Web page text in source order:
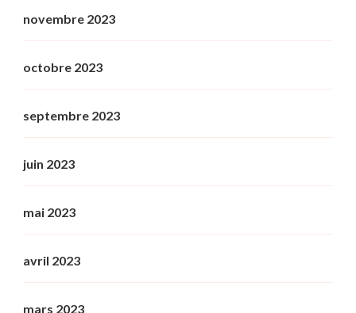
novembre 2023
octobre 2023
septembre 2023
juin 2023
mai 2023
avril 2023
mars 2023